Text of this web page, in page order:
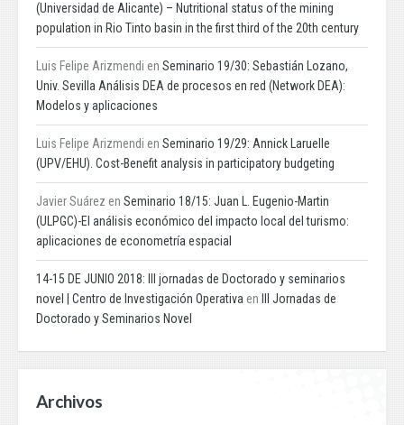
(Universidad de Alicante) – Nutritional status of the mining
population in Rio Tinto basin in the first third of the 20th century
Luis Felipe Arizmendi en Seminario 19/30: Sebastián Lozano,
Univ. Sevilla Análisis DEA de procesos en red (Network DEA):
Modelos y aplicaciones
Luis Felipe Arizmendi en Seminario 19/29: Annick Laruelle
(UPV/EHU). Cost-Benefit analysis in participatory budgeting
Javier Suárez en Seminario 18/15: Juan L. Eugenio-Martin
(ULPGC)-El análisis económico del impacto local del turismo:
aplicaciones de econometría espacial
14-15 DE JUNIO 2018: III jornadas de Doctorado y seminarios
novel | Centro de Investigación Operativa en
III Jornadas de
Doctorado y Seminarios Novel
Archivos